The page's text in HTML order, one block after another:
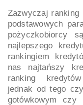
Zazwyczaj ranking
podstawowych
pożyczkobiorcy
najlepszego
rankingiem
nas najtańszy
ranking
jednak od tego
gotówkowym czy